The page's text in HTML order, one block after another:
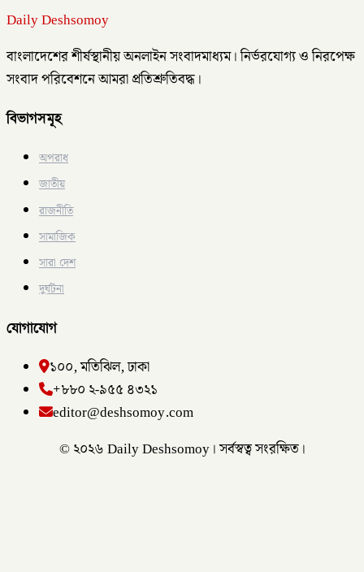
Daily Deshsomoy
বাংলাদেশের শীর্ষস্থানীয় অনলাইন সংবাদমাধ্যম। নির্ভরযোগ্য ও নিরপেক্ষ
সংবাদ পরিবেশনে আমরা প্রতিশ্রুতিবদ্ধ।
বিভাগসমূহ
অপরাধ
জাতীয়
রাজনীতি
সামাজিক
সারা দেশ
দুর্ঘটনা
যোগাযোগ
১০০, মতিঝিল, ঢাকা
+৮৮০ ২-৯৫৫ ৪৩২১
editor@deshsomoy.com
© ২০২৬ Daily Deshsomoy। সর্বস্বত্ব সংরক্ষিত।